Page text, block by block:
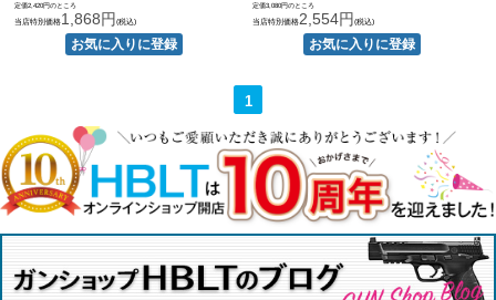
定価2,420円のところ
当店特別価格1,868円(税込)
定価3,080円のところ
当店特別価格2,554円(税込)
1